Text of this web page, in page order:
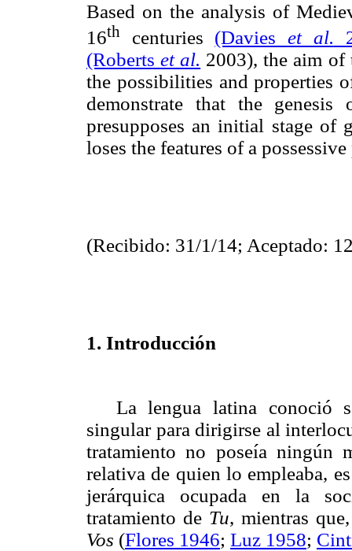
Based on the analysis of
16th centuries (Davieset al.
(Robertset al. 2003), the aim of
the possibilities and properties
demonstrate that the
presupposes an initial stage
loses the features of a
(Recibido: 31/1/14; Aceptado:
1. Introducción
La lengua latina conoció
singular para dirigirse al
tratamiento no poseía ningún
relativa de quien lo empleaba,
jerárquica ocupada en la
tratamiento de Tu, mientras
Vos (Flores 1946; Luz 1958;